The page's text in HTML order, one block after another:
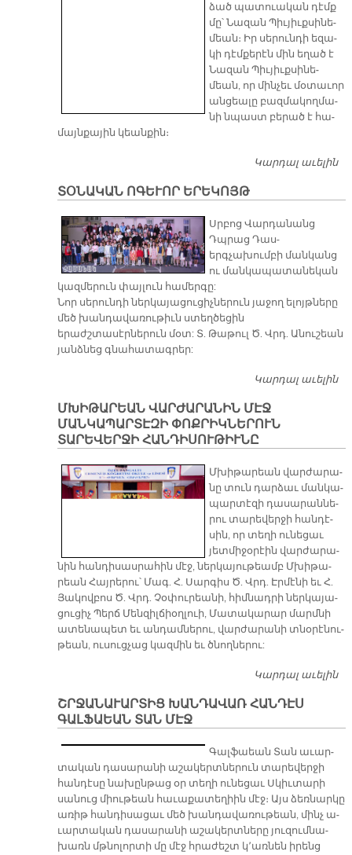
ձած պա­տուա­կան դէմք
մը՝ Նա­զան Պիւ­յիւք­սի­նե­
մեան։ Իր սե­րուն­դի ե­զա­
կի դէմ­քե­րէն մին ե­ղած է
Նա­զան Պիւ­յիւք­սի­նե­
մեան, որ մին­չեւ մօ­տա­ւոր
ան­ցեա­լը բազ­մա­կող­մա­
նի նպաստ բե­րած է հա­
մայն­քա­յին կեան­քին։
Կարդալ աւելին
ՏՕՆԱԿԱՆ ՈԳԵՒՈՐ ԵՐԵԿՈՅԹ
Սրբոց Վարդանանց
Դպրաց Դաս-
երգչախումբի մանկանց
ու մանկապատանեկան
կազմերուն փայլուն համերգը:
Նոր սերունդի ներկայացուցիչներուն յաջող ելոյթները
մեծ խանդավառութիւն ստեղծեցին
երաժշտասէրներուն մօտ: Տ. Թաթուլ Ծ. Վրդ. Անուշեան
յանձնեց գնահատագրեր:
Կարդալ աւելին
ՄԽԻԹԱՐԵԱՆ ՎԱՐԺԱՐԱՆԻՆ ՄԷՋ
ՄԱՆԿԱՊԱՐՏԷԶԻ ՓՈՔՐԻԿՆԵՐՈՒՆ
ՏԱՐԵՎԵՐՋԻ ՀԱՆԴԻՍՈՒԹԻՒՆԸ
Մխի­թա­րեան վար­ժա­րա­
նը տուն դար­ձաւ ման­կա­
պար­տէ­զի դա­սա­րան­նե­
րու տա­րե­վեր­ջի հան­դէ­
սին, որ տե­ղի ու­նե­ցաւ
յետ­մի­ջօ­րէին վար­ժա­րա­
նին հան­դի­սաս­րա­հին մէջ, ներ­կա­յու­թեամբ Մխի­թա­
րեան Հայ­րե­րու՝ Մագ. Հ. Սար­գիս Ծ. Վրդ. Էր­մէ­նի եւ Հ.
Յա­կով­բոս Ծ. Վրդ. Չօ­փու­րեա­նի, հիմ­նադ­րի ներ­կա­յա­
ցու­ցիչ Պերճ Մեն­զիլ­ճիօղ­լուի, Մա­տա­կա­րար մարմ­նի
ա­տե­նա­պետ եւ ան­դամ­նե­րու, վար­ժա­րա­նի տնօ­րէ­նու­
թեան, ու­սուց­չաց կազ­մին եւ ծ­­նող­նե­րու:
Կարդալ աւելին
ՇՐՋԱՆԱՒԱՐՏԻՑ ԽԱՆԴԱՎԱՌ ՀԱՆԴԷՍ
ԳԱԼՖԱԵԱՆ ՏԱՆ ՄԷՋ
Գալ­ֆաեան Տան ա­ւար­
տա­կան դա­սա­րա­նի ա­շա­կերտ­նե­րուն տա­րե­վեր­ջի
հան­դէ­սը նա­խըն­թաց օր տե­ղի ու­նե­ցաւ Սկիւ­տա­րի
սա­նուց միու­թեան հա­ւա­քա­տե­ղիին մէջ։ Այս ձեռ­նար­կը
ա­ռիթ հան­դի­սա­ցաւ մեծ խան­դա­վա­ռու­թեան, մինչ ա­
ւար­տա­կան դա­սա­րա­նի ա­շա­կերտ­նե­րը յու­զում­նա­
խառն մթնո­լոր­տի մը մէջ հրա­ժեշտ կ՚առ­նեն ի­րենց